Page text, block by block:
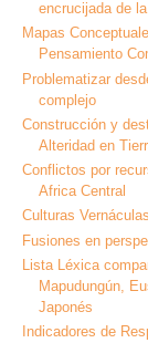
encrucijada de
Mapas
Pensamiento
Problematizar
complejo
Construcción y
Alteridad en
Conflictos por
Africa Central
Culturas
Fusiones en
Lista Léxica
Mapudungún,
Japonés
Indicadores de